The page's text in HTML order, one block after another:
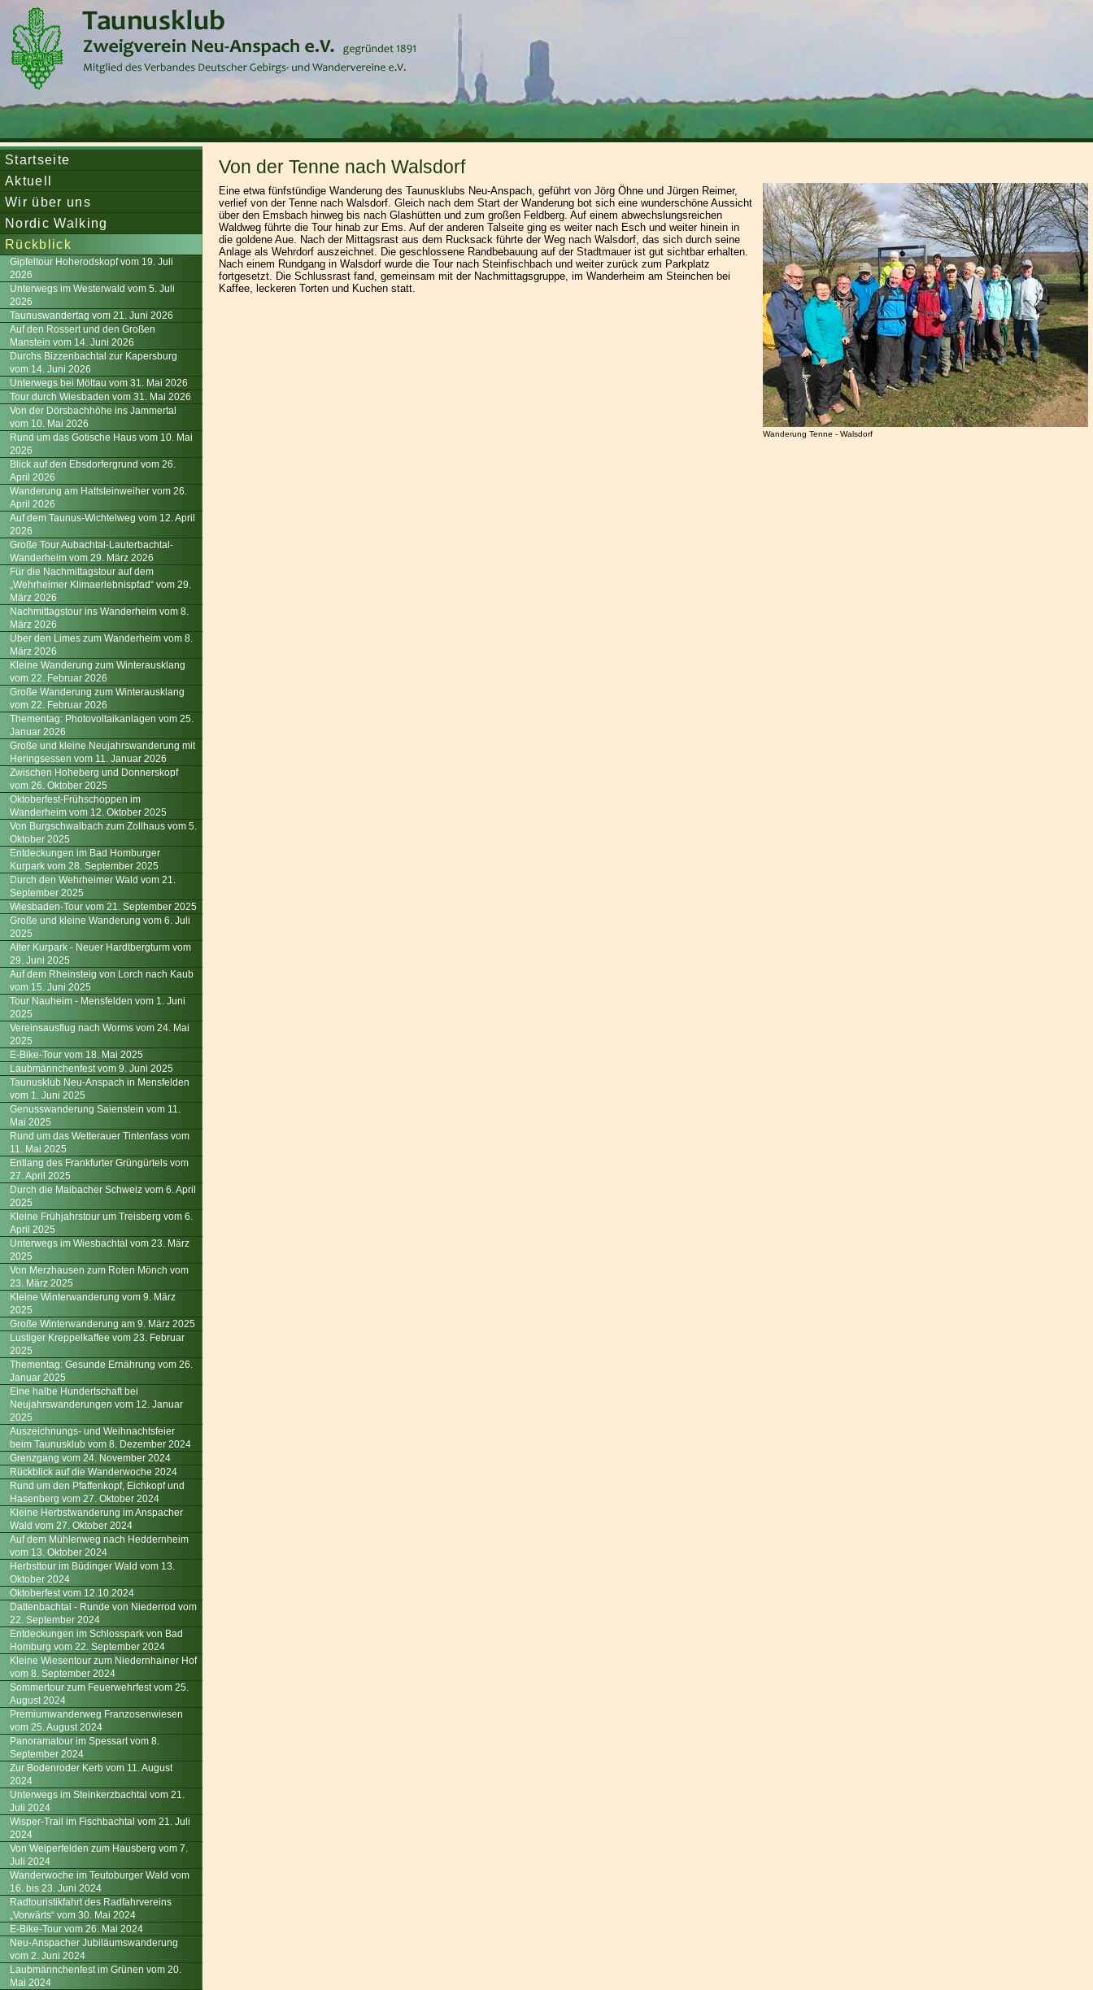
Startseite
Aktuell
Wir über uns
Nordic Walking
Rückblick
Gipfeltour Hoherodskopf vom 19. Juli
2026
Unterwegs im Westerwald vom 5. Juli
2026
Taunuswandertag vom 21. Juni 2026
Auf den Rossert und den Großen
Manstein vom 14. Juni 2026
Durchs Bizzenbachtal zur Kapersburg
vom 14. Juni 2026
Unterwegs bei Möttau vom 31. Mai 2026
Tour durch Wiesbaden vom 31. Mai 2026
Von der Dörsbachhöhe ins Jammertal
vom 10. Mai 2026
Rund um das Gotische Haus vom 10. Mai
2026
Blick auf den Ebsdorfergrund vom 26.
April 2026
Wanderung am Hattsteinweiher vom 26.
April 2026
Auf dem Taunus-Wichtelweg vom 12. April
2026
Große Tour Aubachtal-Lauterbachtal-
Wanderheim vom 29. März 2026
Für die Nachmittagstour auf dem
„Wehrheimer Klimaerlebnispfad“ vom 29.
März 2026
Nachmittagstour ins Wanderheim vom 8.
März 2026
Über den Limes zum Wanderheim vom 8.
März 2026
Kleine Wanderung zum Winterausklang
vom 22. Februar 2026
Große Wanderung zum Winterausklang
vom 22. Februar 2026
Thementag: Photovoltaikanlagen vom 25.
Januar 2026
Große und kleine Neujahrswanderung mit
Heringsessen vom 11. Januar 2026
Zwischen Hoheberg und Donnerskopf
vom 26. Oktober 2025
Oktoberfest-Frühschoppen im
Wanderheim vom 12. Oktober 2025
Von Burgschwalbach zum Zollhaus vom 5.
Oktober 2025
Entdeckungen im Bad Homburger
Kurpark vom 28. September 2025
Durch den Wehrheimer Wald vom 21.
September 2025
Wiesbaden-Tour vom 21. September 2025
Große und kleine Wanderung vom 6. Juli
2025
Alter Kurpark - Neuer Hardtbergturm vom
29. Juni 2025
Auf dem Rheinsteig von Lorch nach Kaub
vom 15. Juni 2025
Tour Nauheim - Mensfelden vom 1. Juni
2025
Vereinsausflug nach Worms vom 24. Mai
2025
E-Bike-Tour vom 18. Mai 2025
Laubmännchenfest vom 9. Juni 2025
Taunusklub Neu-Anspach in Mensfelden
vom 1. Juni 2025
Genusswanderung Saienstein vom 11.
Mai 2025
Rund um das Wetterauer Tintenfass vom
11. Mai 2025
Entlang des Frankfurter Grüngürtels vom
27. April 2025
Durch die Maibacher Schweiz vom 6. April
2025
Kleine Frühjahrstour um Treisberg vom 6.
April 2025
Unterwegs im Wiesbachtal vom 23. März
2025
Von Merzhausen zum Roten Mönch vom
23. März 2025
Kleine Winterwanderung vom 9. März
2025
Große Winterwanderung am 9. März 2025
Lustiger Kreppelkaffee vom 23. Februar
2025
Thementag: Gesunde Ernährung vom 26.
Januar 2025
Eine halbe Hundertschaft bei
Neujahrswanderungen vom 12. Januar
2025
Auszeichnungs- und Weihnachtsfeier
beim Taunusklub vom 8. Dezember 2024
Grenzgang vom 24. November 2024
Rückblick auf die Wanderwoche 2024
Rund um den Pfaffenkopf, Eichkopf und
Hasenberg vom 27. Oktober 2024
Kleine Herbstwanderung im Anspacher
Wald vom 27. Oktober 2024
Auf dem Mühlenweg nach Heddernheim
vom 13. Oktober 2024
Herbsttour im Büdinger Wald vom 13.
Oktober 2024
Oktoberfest vom 12.10.2024
Dattenbachtal - Runde von Niederrod vom
22. September 2024
Entdeckungen im Schlosspark von Bad
Homburg vom 22. September 2024
Kleine Wiesentour zum Niedernhainer Hof
vom 8. September 2024
Sommertour zum Feuerwehrfest vom 25.
August 2024
Premiumwanderweg Franzosenwiesen
vom 25. August 2024
Panoramatour im Spessart vom 8.
September 2024
Zur Bodenroder Kerb vom 11. August
2024
Unterwegs im Steinkerzbachtal vom 21.
Juli 2024
Wisper-Trail im Fischbachtal vom 21. Juli
2024
Von Weiperfelden zum Hausberg vom 7.
Juli 2024
Wanderwoche im Teutoburger Wald vom
16. bis 23. Juni 2024
Radtouristikfahrt des Radfahrvereins
„Vorwärts“ vom 30. Mai 2024
E-Bike-Tour vom 26. Mai 2024
Neu-Anspacher Jubiläumswanderung
vom 2. Juni 2024
Laubmännchenfest im Grünen vom 20.
Mai 2024
Von der Tenne nach Walsdorf
Wanderung Tenne - Walsdorf
Eine etwa fünfstündige Wanderung des Taunusklubs Neu-Anspach, geführt von Jörg Öhne und Jürgen Reimer,
verlief von der Tenne nach Walsdorf. Gleich nach dem Start der Wanderung bot sich eine wunderschöne Aussicht
über den Emsbach hinweg bis nach Glashütten und zum großen Feldberg. Auf einem abwechslungsreichen
Waldweg führte die Tour hinab zur Ems. Auf der anderen Talseite ging es weiter nach Esch und weiter hinein in
die goldene Aue. Nach der Mittagsrast aus dem Rucksack führte der Weg nach Walsdorf, das sich durch seine
Anlage als Wehrdorf auszeichnet. Die geschlossene Randbebauung auf der Stadtmauer ist gut sichtbar erhalten.
Nach einem Rundgang in Walsdorf wurde die Tour nach Steinfischbach und weiter zurück zum Parkplatz
fortgesetzt. Die Schlussrast fand, gemeinsam mit der Nachmittagsgruppe, im Wanderheim am Steinchen bei
Kaffee, leckeren Torten und Kuchen statt.